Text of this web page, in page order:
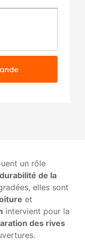
un rôle
durabilité de la
elles sont
et
intervient pour la
des rives